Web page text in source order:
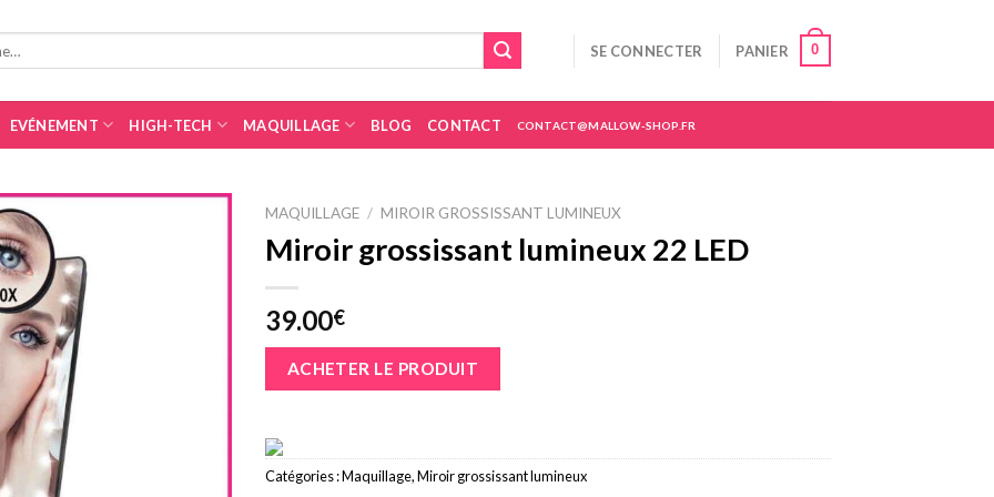
SE CONNECTER PANIER 0
EVÉNEMENT HIGH-TECH MAQUILLAGE BLOG CONTACT CONTACT@MALLOW-SHOP.FR
MAQUILLAGE / MIROIR GROSSISSANT LUMINEUX
Miroir grossissant lumineux 22 LED
39.00€
ACHETER LE PRODUIT
Catégories :Maquillage,Miroir grossissant lumineux